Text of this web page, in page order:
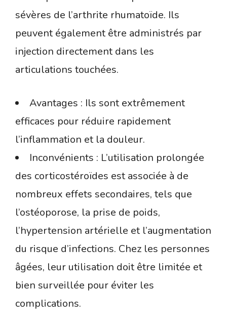
sévères de l’arthrite rhumatoïde. Ils
peuvent également être administrés par
injection directement dans les
articulations touchées.
Avantages : Ils sont extrêmement
efficaces pour réduire rapidement
l’inflammation et la douleur.
Inconvénients : L’utilisation prolongée
des corticostéroïdes est associée à de
nombreux effets secondaires, tels que
l’ostéoporose, la prise de poids,
l’hypertension artérielle et l’augmentation
du risque d’infections. Chez les personnes
âgées, leur utilisation doit être limitée et
bien surveillée pour éviter les
complications.